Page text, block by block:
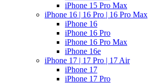
iPhone 15 Pro Max
iPhone 16 | 16 Pro | 16 Pro Max
iPhone 16
iPhone 16 Pro
iPhone 16 Pro Max
iPhone 16e
iPhone 17 | 17 Pro | 17 Air
iPhone 17
iPhone 17 Pro